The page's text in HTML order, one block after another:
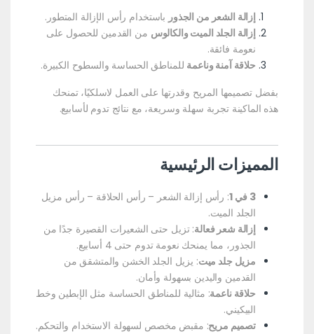
إزالة الشعر من الجذور باستخدام رأس الإزالة المتطور.
إزالة الجلد الميت والكالوس من القدمين للحصول على
نعومة فائقة.
حلاقة آمنة وناعمة للمناطق الحساسة والسطوح الكبيرة.
بفضل تصميمها المريح وقدرتها على العمل لاسلكيًا، تمنحك
هذه الماكينة تجربة سهلة وسريعة، مع نتائج تدوم لأسابيع.
المميزات الرئيسية
3 في 1
: رأس إزالة الشعر – رأس الحلاقة – رأس مزيل
الجلد الميت.
إزالة شعر فعالة: تزيل حتى الشعيرات القصيرة جدًا من
الجذور، مما يمنحك نعومة تدوم حتى 4 أسابيع.
مزيل جلد ميت: يزيل الجلد الخشن والمتشقق من
القدمين واليدين بسهولة وأمان.
حلاقة ناعمة: مثالية للمناطق الحساسة مثل الإبطين وخط
البيكيني.
تصميم مريح: مقبض مخصص لسهولة الاستخدام والتحكم.